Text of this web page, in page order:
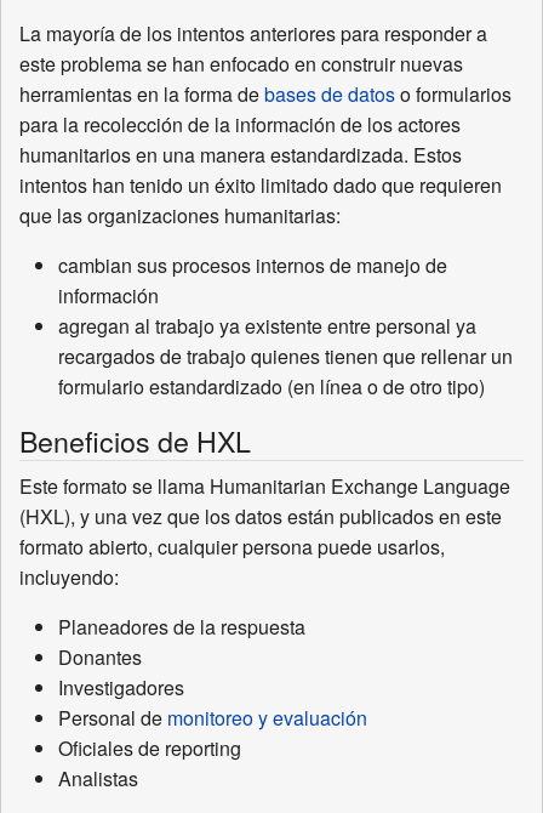
La mayoría de los intentos anteriores para responder a
este problema se han enfocado en construir nuevas
herramientas en la forma debases de datoso formularios
para la recolección de la información de los actores
humanitarios en una manera estandardizada. Estos
intentos han tenido un éxito limitado dado que requieren
que las organizaciones humanitarias:
cambian sus procesos internos de manejo de
información
agregan al trabajo ya existente entre personal ya
recargados de trabajo quienes tienen que rellenar un
formulario estandardizado (en línea o de otro tipo)
Beneficios de HXL
Este formato se llama Humanitarian Exchange Language
(HXL), y una vez que los datos están publicados en este
formato abierto, cualquier persona puede usarlos,
incluyendo:
Planeadores de la respuesta
Donantes
Investigadores
Personal de monitoreo y evaluación
Oficiales de reporting
Analistas